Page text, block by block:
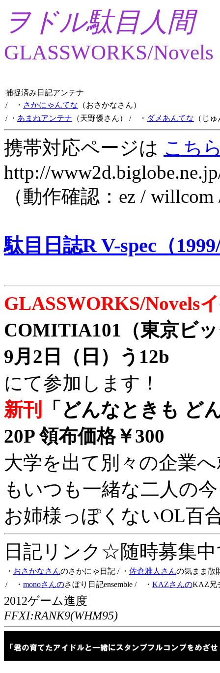
ヲドル駄目人間
GLASSWORKS/Novels
捕捉済み日記アンテナ
/ ・ さかにゃんてな （おさかなさん）
/ ・ あまねアンテナ （天野優さん） / ・ ダメあんてな （じ
携帯対応ページは こち
http://
（動作確認：ez /
駄目日誌R V-spec（
GLASSWORKS/Novels
COMITIA101（東京ビ
9月2日（日）う12b
にて参加します！
新刊
「どんなときも ど
20P 領布価格￥300
大学を出て別々の企業
もいつも一緒な二人の
お姉様っぽくないOL百
日記リンク☆随時募集
・ おさかなさんのさかにゃ日記 / ・ 佐倉雅人さんの気まま散
/ ・ monoさんのさぼり日記ensemble / ・ KAZさんのKAZ兄
2012ゲーム進度
FFXI:RANK9(WHM95)